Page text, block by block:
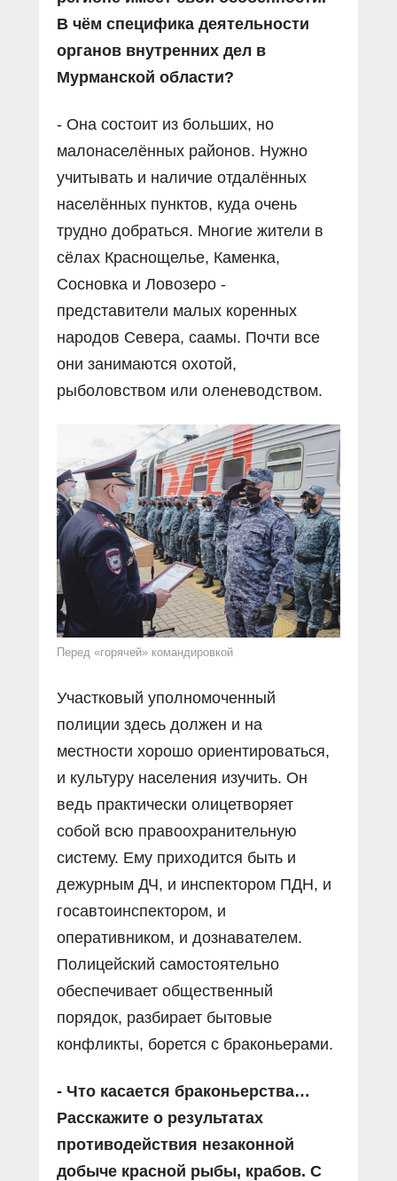
В чëм специфика деятельности
органов внутренних дел в
Мурманской области?
- Она состоит из больших, но
малонаселëнных районов. Нужно
учитывать и наличие отдалëнных
населённых пунктов, куда очень
трудно добраться. Многие жители в
сëлах Краснощелье, Каменка,
Сосновка и Ловозеро -
представители малых коренных
народов Севера, саамы. Почти все
они занимаются охотой,
рыболовством или оленеводством.
Перед «горячей» командировкой
Участковый уполномоченный
полиции здесь должен и на
местности хорошо ориентироваться,
и культуру населения изучить. Он
ведь практически олицетворяет
собой всю правоохранительную
систему. Ему приходится быть и
дежурным ДЧ, и инспектором ПДН, и
госавтоинспектором, и
оперативником, и дознавателем.
Полицейский самостоятельно
обеспечивает общественный
порядок, разбирает бытовые
конфликты, борется с браконьерами.
- Что касается браконьерства…
Расскажите о результатах
противодействия незаконной
добыче красной рыбы, крабов. С